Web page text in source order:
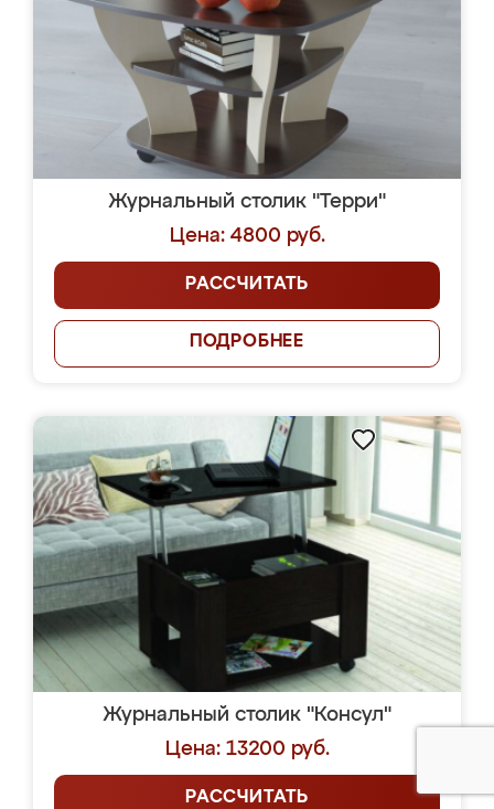
Журнальный столик "Терри"
Цена: 4800 руб.
РАССЧИТАТЬ
ПОДРОБНЕЕ
Журнальный столик "Консул"
Цена: 13200 руб.
РАССЧИТАТЬ